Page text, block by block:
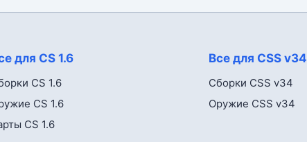
для CS 1.6
CS 1.6
CS 1.6
CS 1.6
Все для CSS v34
Сборки CSS v34
Оружие CSS v34